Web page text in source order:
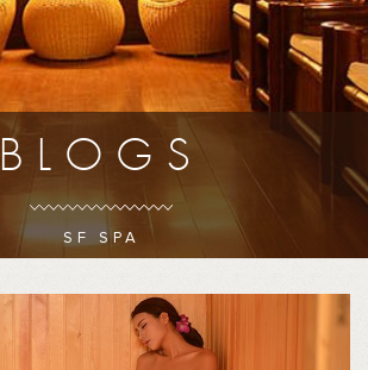
BLOGS
SF SPA